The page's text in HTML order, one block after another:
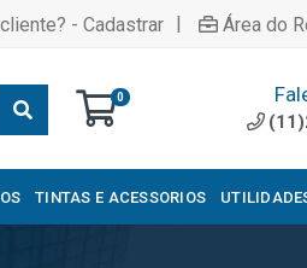
- Cadastrar | Área do
0
TINTAS E ACESSORIOS